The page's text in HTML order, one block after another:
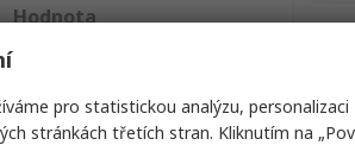
Hodnota
Kabelový návlek
pro statistickou analýzu, personalizaci
stránkách třetích stran. Kliknutím na